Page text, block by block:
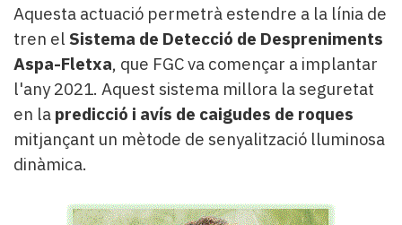
Aquesta actuació permetrà estendre a la línia de
tren el Sistema de Detecció de Despreniments
Aspa-Fletxa, que FGC va començar a implantar
l'any 2021. Aquest sistema millora la seguretat
en la predicció i avís de caigudes de roques
mitjançant un mètode de senyalització lluminosa
dinàmica.